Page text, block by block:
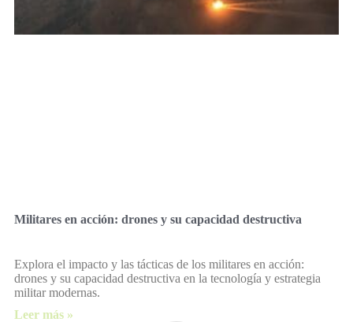
Militares en acción: drones y su capacidad destructiva
Explora el impacto y las tácticas de los militares en acción:
drones y su capacidad destructiva en la tecnología y estrategia
militar modernas.
Leer más »